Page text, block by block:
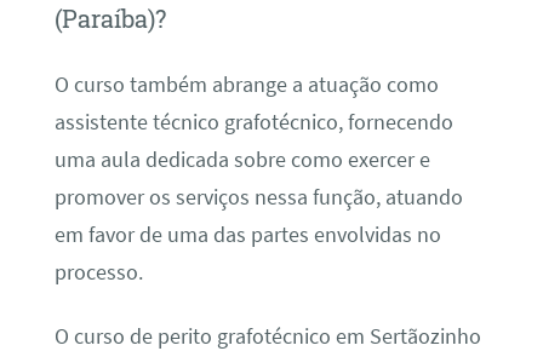
(Paraíba)?
O curso também abrange a atuação como
assistente técnico grafotécnico, fornecendo
uma aula dedicada sobre como exercer e
promover os serviços nessa função, atuando
em favor de uma das partes envolvidas no
processo.
O curso de perito grafotécnico em Sertãozinho